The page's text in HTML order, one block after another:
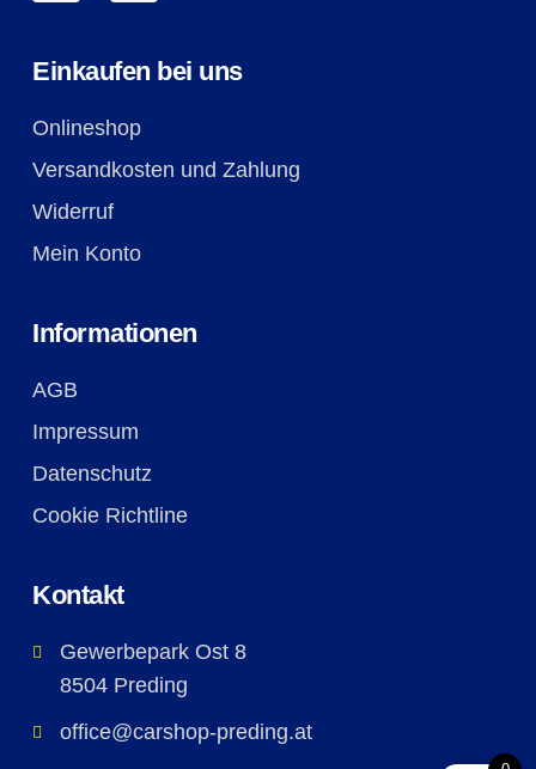
Einkaufen bei uns
Onlineshop
Versandkosten und Zahlung
Widerruf
Mein Konto
Informationen
AGB
Impressum
Datenschutz
Cookie Richtline
Kontakt
Gewerbepark Ost 8
8504 Preding
office@carshop-preding.at